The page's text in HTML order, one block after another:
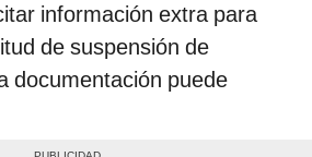
información extra para
de suspensión de
documentación puede